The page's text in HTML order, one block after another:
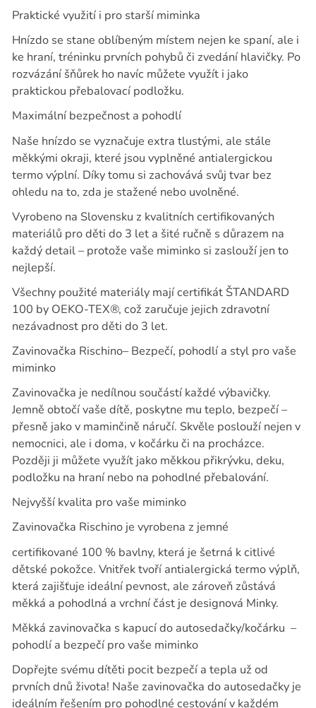
Praktické využití i pro starší miminka
Hnízdo se stane oblíbeným místem nejen ke spaní, ale i
ke hraní, tréninku prvních pohybů či zvedání hlavičky. Po
rozvázání šňůrek ho navíc můžete využít i jako
praktickou přebalovací podložku.
Maximální bezpečnost a pohodlí
Naše hnízdo se vyznačuje extra tlustými, ale stále
měkkými okraji, které jsou vyplněné antialergickou
termo výplní. Díky tomu si zachovává svůj tvar bez
ohledu na to, zda je stažené nebo uvolněné.
Vyrobeno na Slovensku z kvalitních certifikovaných
materiálů pro děti do 3 let a šité ručně s důrazem na
každý detail – protože vaše miminko si zaslouží jen to
nejlepší.
Všechny použité materiály mají certifikát ŠTANDARD
100 by OEKO-TEX®, což zaručuje jejich zdravotní
nezávadnost pro děti do 3 let.
Zavinovačka Rischino– Bezpečí, pohodlí a styl pro vaše
miminko
Zavinovačka je nedílnou součástí každé výbavičky.
Jemně obtočí vaše dítě, poskytne mu teplo, bezpečí –
přesně jako v maminčině náručí. Skvěle poslouží nejen v
nemocnici, ale i doma, v kočárku či na procházce.
Později ji můžete využít jako měkkou přikrývku, deku,
podložku na hraní nebo na pohodlné přebalování.
Nejvyšší kvalita pro vaše miminko
Zavinovačka Rischino je vyrobena z jemné
certifikované 100 % bavlny, která je šetrná k citlivé
dětské pokožce. Vnitřek tvoří antialergická termo výplň,
která zajišťuje ideální pevnost, ale zároveň zůstává
měkká a pohodlná a vrchní část je designová Minky.
Měkká zavinovačka s kapucí do autosedačky/kočárku –
pohodlí a bezpečí pro vaše miminko
Dopřejte svému dítěti pocit bezpečí a tepla už od
prvních dnů života! Naše zavinovačka do autosedačky je
ideálním řešením pro pohodlné cestování v každém